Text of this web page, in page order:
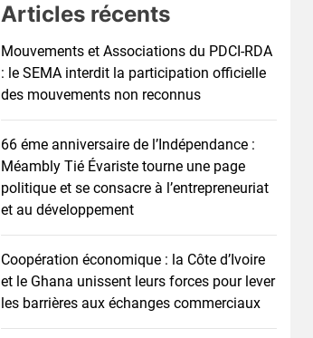
Articles récents
Mouvements et Associations du PDCI-RDA
: le SEMA interdit la participation officielle
des mouvements non reconnus
66 éme anniversaire de l’Indépendance :
Méambly Tié Évariste tourne une page
politique et se consacre à l’entrepreneuriat
et au développement
Coopération économique : la Côte d’Ivoire
et le Ghana unissent leurs forces pour lever
les barrières aux échanges commerciaux